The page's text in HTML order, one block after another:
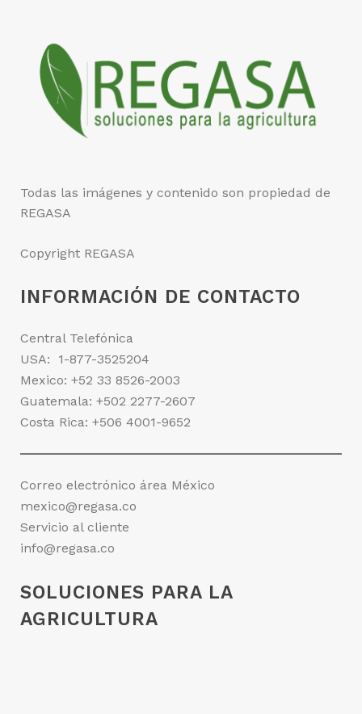
Todas las imágenes y contenido son propiedad de
REGASA
Copyright REGASA
INFORMACIÓN DE CONTACTO
Central Telefónica
USA: 1-877-3525204
Mexico: +52 33 8526-2003
Guatemala: +502 2277-2607
Costa Rica: +506 4001-9652
Correo electrónico área México
mexico@regasa.co
Servicio al cliente
info@regasa.co
SOLUCIONES PARA LA
AGRICULTURA